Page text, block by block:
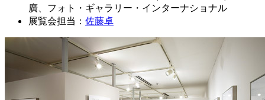
廣、フォト・ギャラリー・インターナショナル
展覧会担当： 佐藤卓